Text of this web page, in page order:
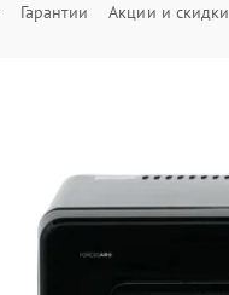
Гарантии Акции и скидки